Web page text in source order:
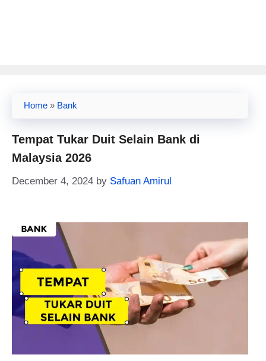
Home » Bank
Tempat Tukar Duit Selain Bank di
Malaysia 2026
December 4, 2024 by Safuan Amirul